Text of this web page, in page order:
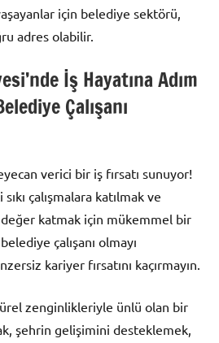
için belediye sektörü,
adres olabilir.
İş Hayatına Adım
Çalışanı
verici bir iş fırsatı sunuyor!
çalışmalara katılmak ve
katmak için mükemmel bir
çalışanı olmayı
kariyer fırsatını kaçırmayın.
zenginlikleriyle ünlü olan bir
şehrin gelişimini desteklemek,